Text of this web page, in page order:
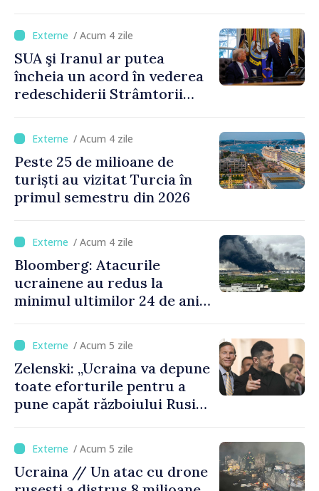
milioane de dolari
/ Acum 4 zile
SUA şi Iranul ar putea
încheia un acord în vederea
redeschiderii Strâmtorii
anunţă secretarul american
al Trezoreriei
/ Acum 4 zile
Peste 25 de milioane de
turiști au vizitat Turcia în
primul semestru din 2026
/ Acum 4 zile
Bloomberg: Atacurile
ucrainene au redus la
minimul ultimilor 24 de ani
Rusia
/ Acum 5 zile
Zelenski: „Ucraina va depune
toate eforturile pentru a
pune capăt războiului Rusiei
/ Acum 5 zile
Ucraina // Un atac cu drone